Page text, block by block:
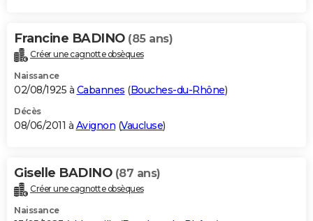
Francine BADINO (85 ans)
Créer une cagnotte obsèques
Naissance
02/08/1925 à Cabannes (Bouches-du-Rhône)
Décès
08/06/2011 à Avignon (Vaucluse)
Giselle BADINO (87 ans)
Créer une cagnotte obsèques
Naissance